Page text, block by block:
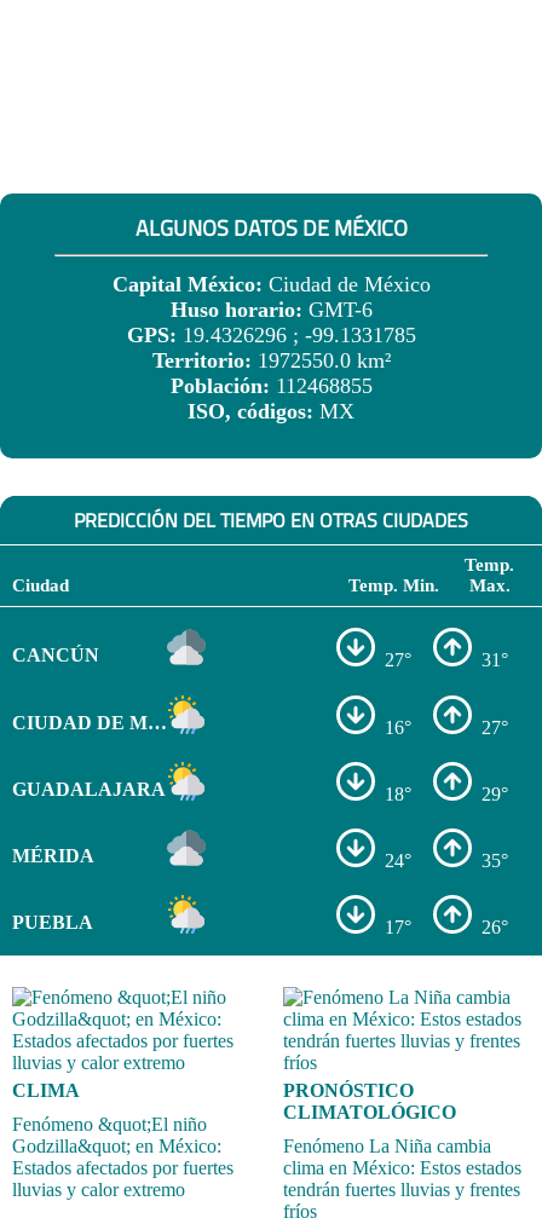
ALGUNOS DATOS DE MÉXICO
Capital México: Ciudad de México
Huso horario: GMT-6
GPS: 19.4326296 ; -99.1331785
Territorio: 1972550.0 km²
Población: 112468855
ISO, códigos: MX
PREDICCIÓN DEL TIEMPO EN OTRAS CIUDADES
Ciudad Temp. Min.
Temp.
Max.
CANCÚN 27° 31°
CIUDAD DE MÉXICO 16° 27°
GUADALAJARA 18° 29°
MÉRIDA 24° 35°
PUEBLA 17° 26°
CLIMA
Fenómeno &quot;El niño
Godzilla&quot; en México:
Estados afectados por fuertes
lluvias y calor extremo
PRONÓSTICO
CLIMATOLÓGICO
Fenómeno La Niña cambia
clima en México: Estos estados
tendrán fuertes lluvias y frentes
fríos